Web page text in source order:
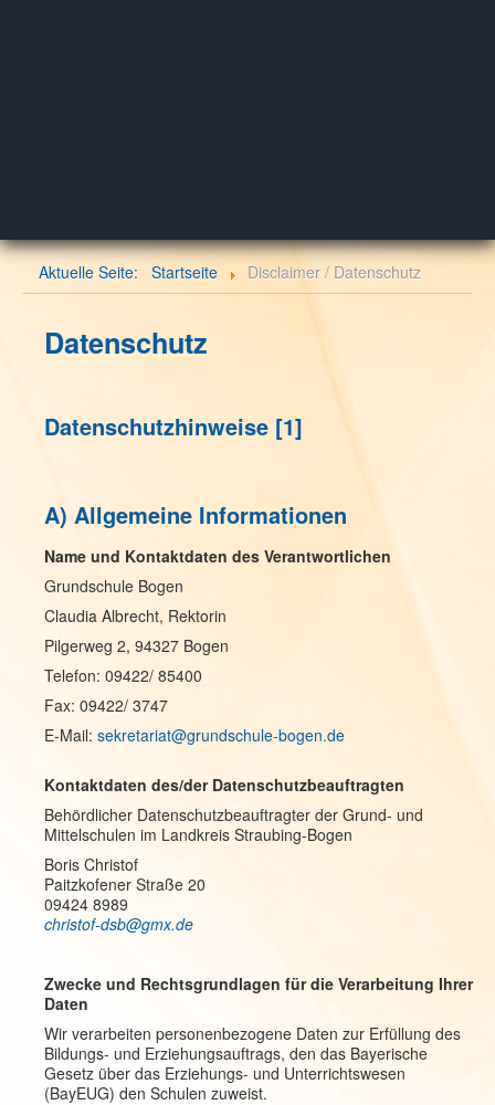
Aktuelle Seite: Startseite Disclaimer / Datenschutz
Datenschutz
Datenschutzhinweise [1]
A) Allgemeine Informationen
Name und Kontaktdaten des Verantwortlichen
Grundschule Bogen
Claudia Albrecht, Rektorin
Pilgerweg 2, 94327 Bogen
Telefon: 09422/ 85400
Fax: 09422/ 3747
E-Mail: sekretariat@grundschule-bogen.de
Kontaktdaten des/der Datenschutzbeauftragten
Behördlicher Datenschutzbeauftragter der Grund- und
Mittelschulen im Landkreis Straubing-Bogen
Boris Christof
Paitzkofener Straße 20
09424 8989
christof-dsb@gmx.de
Zwecke und Rechtsgrundlagen für die Verarbeitung Ihrer
Daten
Wir verarbeiten personenbezogene Daten zur Erfüllung des
Bildungs- und Erziehungsauftrags, den das Bayerische
Gesetz über das Erziehungs- und Unterrichtswesen
(BayEUG) den Schulen zuweist.